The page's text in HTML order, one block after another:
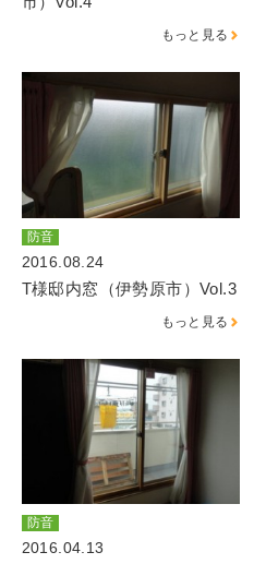
もっと見る
防音
2016.08.24
T様邸内窓（伊勢原市）Vol.3
もっと見る
防音
2016.04.13